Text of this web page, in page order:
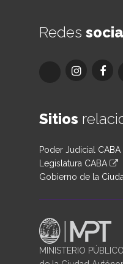
Redes
Sitios
Poder Judicial CABA
Legislatura CABA
Gobierno de la
MINISTERIO